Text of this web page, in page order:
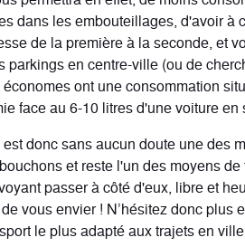
dans les embouteillages, d'avoir à
de la première à la seconde, et
parkings en centre-ville (ou de
ont une consommation
face au 6-10 litres d'une voiture en
donc sans aucun doute une des
et reste l'un des moyens
passer à côté d'eux, libre et
vous envier ! N’hésitez donc plus
le plus adapté aux trajets en